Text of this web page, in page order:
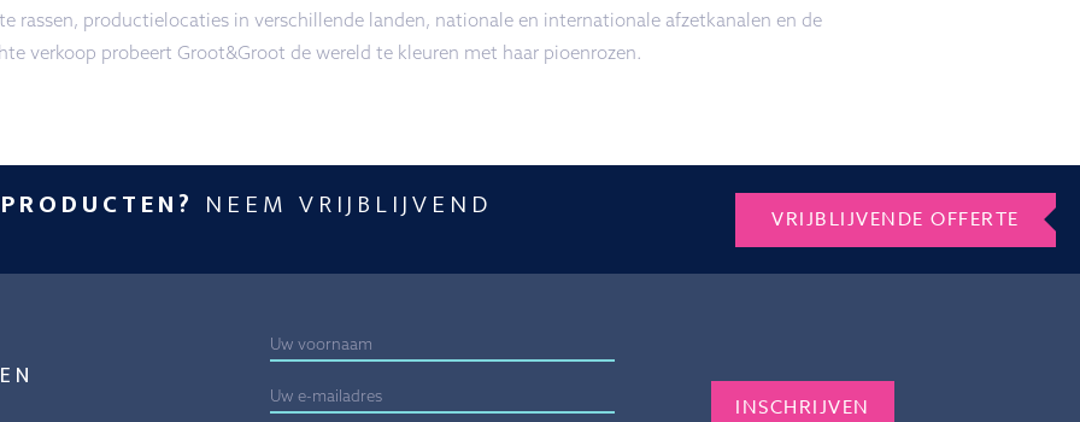
rassen, productielocaties in verschillende landen, nationale en internationale afzetkanalen en de
verkoop probeert Groot&Groot de wereld te kleuren met haar pioenrozen.
NEEM VRIJBLIJVEND VRIJBLIJVENDE OFFERTE
Gelieve dit veld leeg te laten.